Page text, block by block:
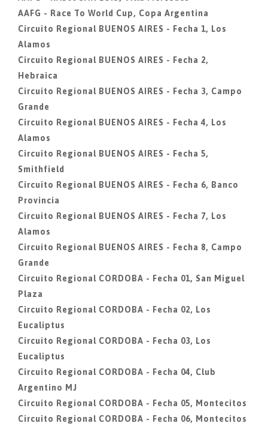
AAFG - Race To World Cup, Copa Argentina
Circuito Regional BUENOS AIRES - Fecha 1, Los
Alamos
Circuito Regional BUENOS AIRES - Fecha 2,
Hebraica
Circuito Regional BUENOS AIRES - Fecha 3, Campo
Grande
Circuito Regional BUENOS AIRES - Fecha 4, Los
Alamos
Circuito Regional BUENOS AIRES - Fecha 5,
Smithfield
Circuito Regional BUENOS AIRES - Fecha 6, Banco
Provincia
Circuito Regional BUENOS AIRES - Fecha 7, Los
Alamos
Circuito Regional BUENOS AIRES - Fecha 8, Campo
Grande
Circuito Regional CORDOBA - Fecha 01, San Miguel
Plaza
Circuito Regional CORDOBA - Fecha 02, Los
Eucaliptus
Circuito Regional CORDOBA - Fecha 03, Los
Eucaliptus
Circuito Regional CORDOBA - Fecha 04, Club
Argentino MJ
Circuito Regional CORDOBA - Fecha 05, Montecitos
Circuito Regional CORDOBA - Fecha 06, Montecitos